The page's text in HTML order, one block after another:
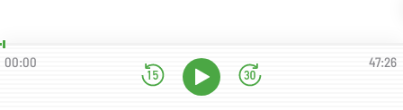
00:00 47:26